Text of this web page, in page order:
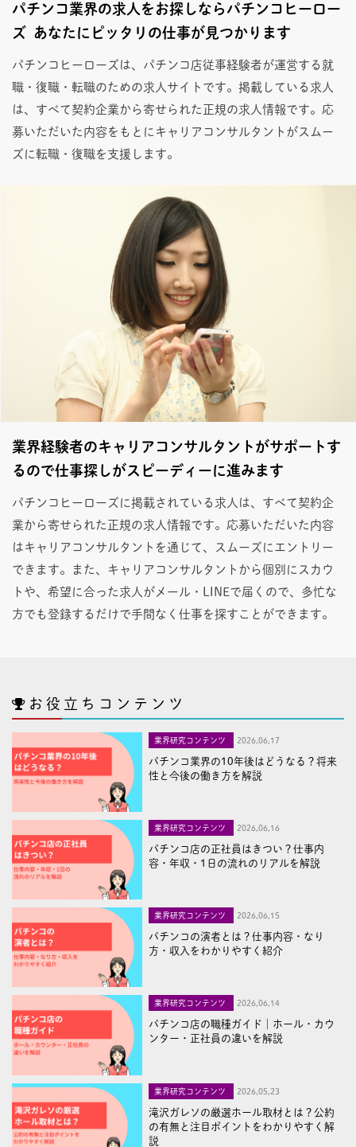
パチンコ業界の求人をお探しならパチンコヒーロー
ズ あなたにピッタリの仕事が見つかります
パチンコヒーローズは、パチンコ店従事経験者が運営する就
職・復職・転職のための求人サイトです。掲載している求人
は、すべて契約企業から寄せられた正規の求人情報です。応
募いただいた内容をもとにキャリアコンサルタントがスムー
ズに転職・復職を支援します。
業界経験者のキャリアコンサルタントがサポートす
るので仕事探しがスピーディーに進みます
パチンコヒーローズに掲載されている求人は、すべて契約企
業から寄せられた正規の求人情報です。応募いただいた内容
はキャリアコンサルタントを通じて、スムーズにエントリー
できます。また、キャリアコンサルタントから個別にスカウ
トや、希望に合った求人がメール・LINEで届くので、多忙な
方でも登録するだけで手間なく仕事を探すことができます。
お役立ちコンテンツ
業界研究コンテンツ 2026,06,17
パチンコ業界の10年後はどうなる？将来
性と今後の働き方を解説
業界研究コンテンツ 2026,06,16
パチンコ店の正社員はきつい？仕事内
容・年収・1日の流れのリアルを解説
業界研究コンテンツ 2026,06,15
パチンコの演者とは？仕事内容・なり
方・収入をわかりやすく紹介
業界研究コンテンツ 2026,06,14
パチンコ店の職種ガイド｜ホール・カウ
ンター・正社員の違いを解説
業界研究コンテンツ 2026,05,23
滝沢ガレソの厳選ホール取材とは？公約
の有無と注目ポイントをわかりやすく解
説